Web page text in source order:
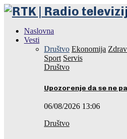
Naslovna
Vesti
Društvo Ekonomija
Sport Servis
Društvo
Upozorenje da se ne
06/08/2026 13:06
Društvo